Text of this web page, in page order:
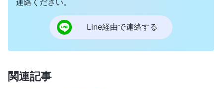
と、御言葉を二節送ってくれた。「
はならない。他の人々の長所を利用して自分の弱さ
を正し、他の人々がどう神の言葉によって生きてい
するかどうかを見極めなさい。他の人々が自分より
Line経由で連絡する
関連記事